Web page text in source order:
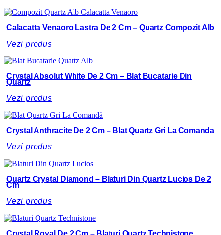
Calacatta Venaoro Lastra De 2 Cm – Quartz Compozit Alb
Vezi produs
Crystal Absolut White De 2 Cm – Blat Bucatarie Din
Quartz
Vezi produs
Crystal Anthracite De 2 Cm – Blat Quartz Gri La Comanda
Vezi produs
Quartz Crystal Diamond – Blaturi Din Quartz Lucios De 2
Cm
Vezi produs
Crystal Royal De 2 Cm – Blaturi Quartz Technistone